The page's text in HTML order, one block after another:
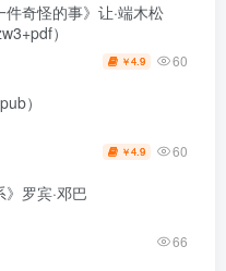
件奇怪的事》让·端木松
）
￥4.9 60
）
￥4.9 60
》罗宾·邓巴
66